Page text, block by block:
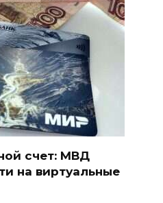
счет: МВД
на виртуальные